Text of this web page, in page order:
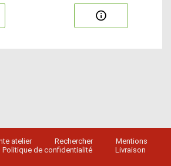
atelier Rechercher
Mentions
Politique de confidentialité Livraison